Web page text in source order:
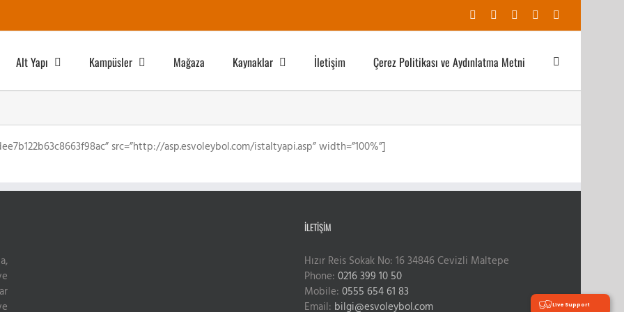
Facebook YouTubeInstagram
Alt Yapı Kampüsler Mağaza Kaynaklar İletişim Çerez Politikası ve Aydınlatma Metni
src=”http://asp.esvoleybol.com/istaltyapi.asp” width=”100%”]
İLETIŞIM
Hızır Reis Sokak No: 16 34846 Cevizli Maltepe
Phone:0216 399 10 50
Mobile:0555 654 61 83
Email: bilgi@esvoleybol.com
Live Support